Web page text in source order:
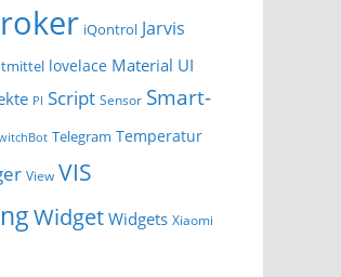
iQontrol Jarvis
lovelace Material UI
PI Script Sensor Smart-
Telegram Temperatur
View VIS
Widget Widgets Xiaomi